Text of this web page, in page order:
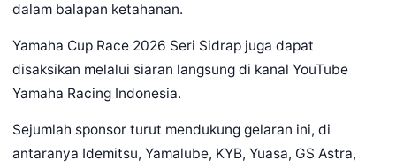
dalam balapan ketahanan.
Yamaha Cup Race 2026 Seri Sidrap juga dapat
disaksikan melalui siaran langsung di kanal YouTube
Yamaha Racing Indonesia.
Sejumlah sponsor turut mendukung gelaran ini, di
antaranya Idemitsu, Yamalube, KYB, Yuasa, GS Astra,